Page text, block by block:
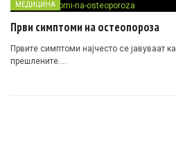
МЕДИЦИНА
Први симптоми на остеопороза
Првите симптоми најчесто се јавуваат
прешлените….